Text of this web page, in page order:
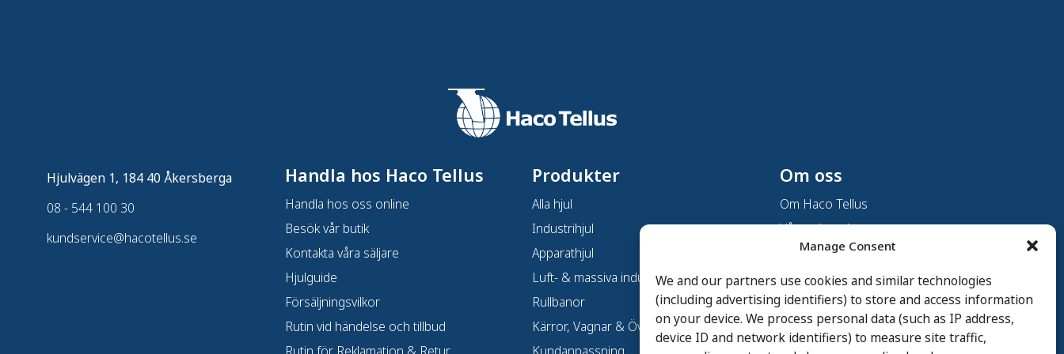
Manage Consent
We and our partners use cookies and similar technologies
(including advertising identifiers) to store and access information
on your device. We process personal data (such as IP address,
device ID and network identifiers) to measure site traffic,
Hjulvägen 1, 184 40 Åkersberga
08 - 544 100 30
kundservice@hacotellus.se
Handla hos Haco Tellus
Handla hos oss online
Besök vår butik
Kontakta våra säljare
Hjulguide
Försäljningsvilkor
Rutin vid händelse och tillbud
Produkter
Alla hjul
Industrihjul
Apparathjul
Luft- & massiva industrihjul
Rullbanor
Kärror, Vagnar & Övrigt
Om oss
Om Haco Tellus
Vår verksamhet
Vår historia
Branscher
Hållbarhet
Integritetspolicy